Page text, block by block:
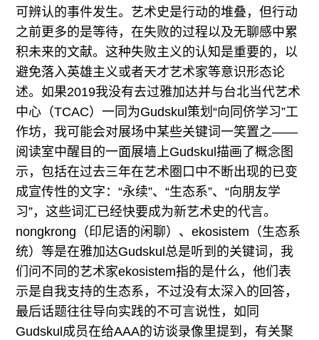
可辨认的事件发生。艺术史是行动的堆叠，但行动
之前更多的是等待，在失败的过程以及无聊感中累
积未来的文献。这种失败主义的认知是重要的，以
避免落入英雄主义或者天才艺术家等意识形态论
述。如果2019我没有去过雅加达并与台北当代艺术
中心（TCAC）一同为Gudskul策划“向同侪学习”工
作坊，我可能会对展场中某些关键词一笑置之——
阅读室中醒目的一面展墙上Gudskul描画了概念图
示，包括在过去三年在艺术圈口中不断出现的已变
成宣传性的文字：“永续”、“生态系”、“向朋友学
习”，这些词汇已经快要成为新艺术史的代言。
nongkrong（印尼语的闲聊）、ekosistem（生态系
统）等是在雅加达Gudskul总是听到的关键词，我
们问不同的艺术家ekosistem指的是什么，他们表
示是自我支持的生态系，不过没有太深入的回答，
最后话题往往导向实践的不可言说性，如同
Gudskul成员在给AAA的访谈录像里提到，有关聚